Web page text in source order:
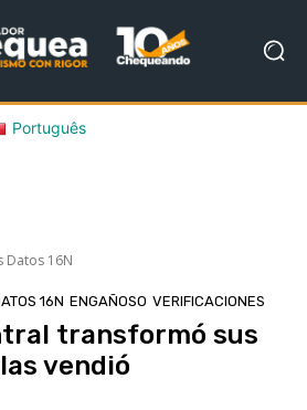
Português
Datos 16N
16N ENGAÑOSO VERIFICACIONES
transformó sus
vendió